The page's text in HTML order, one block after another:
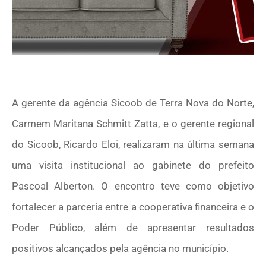
A gerente da agência Sicoob de Terra Nova do Norte,
Carmem Maritana Schmitt Zatta, e o gerente regional
do Sicoob, Ricardo Eloi, realizaram na última semana
uma visita institucional ao gabinete do prefeito
Pascoal Alberton. O encontro teve como objetivo
fortalecer a parceria entre a cooperativa financeira e o
Poder Público, além de apresentar resultados
positivos alcançados pela agência no município.